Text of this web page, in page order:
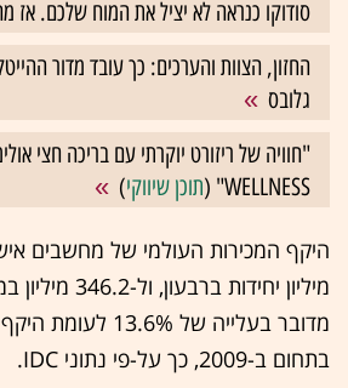
סודוקו כנראה לא יציל את המוח שלכם. אז
החזון, הצוות והערכים: כך עובד מדור
גלובס
"חוויה של ריזורט יוקרתי עם בריכה חצי
WELLNESS" (
תוכן שיווקי)
מדובר בעלייה של
בתחום ב-2009, כך על-פי נתוני IDC.